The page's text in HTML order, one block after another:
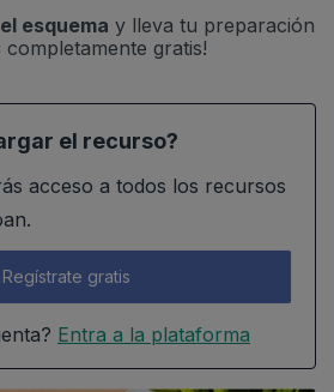
esquema y lleva tu preparación
completamente gratis!
el recurso?
acceso a todos los recursos
Regístrate gratis
Entra a la plataforma